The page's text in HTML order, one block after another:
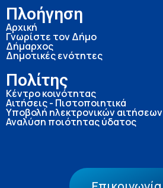
Πλοήγηση
Αρχική
Γνωρίστε τον Δήμο
Δήμαρχος
Δημοτικές ενότητες
Πολίτης
Κέντρο κοινότητας
Αιτήσεις - Πιστοποιητικά
Υποβολή ηλεκτρονικών αιτήσεων
Αναλύση ποιότητας ύδατος